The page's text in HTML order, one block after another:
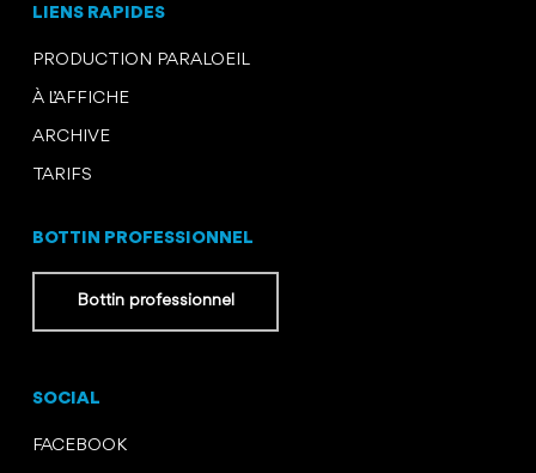
LIENS RAPIDES
PRODUCTION PARALOEIL
À L’AFFICHE
ARCHIVE
TARIFS
BOTTIN PROFESSIONNEL
Bottin professionnel
SOCIAL
FACEBOOK